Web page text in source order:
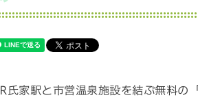
JR氏家駅と市営温泉施設を結ぶ無料